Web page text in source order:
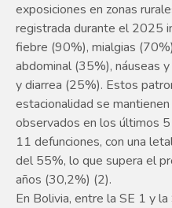
exposiciones en zonas
registrada durante el 2025
fiebre (90%), mialgias
abdominal (35%), náuseas
y diarrea (25%). Estos
estacionalidad se
observados en los últimos
11 defunciones, con una
del 55%, lo que supera el
años (30,2%) (2).
En Bolivia, entre la SE 1 y